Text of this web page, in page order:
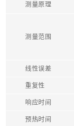
测量原理
测量范围
线性误差
重复性
响应时间
预热时间